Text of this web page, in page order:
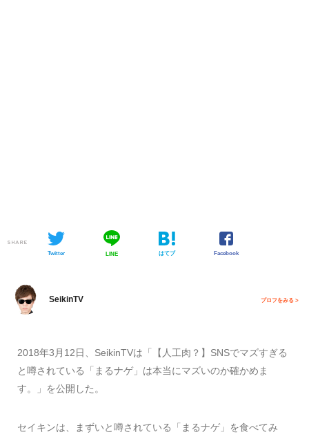
SHARE
Twitter LINE はてブ Facebook
SeikinTV プロフをみる >
2018年3月12日、SeikinTVは「【人工肉？】SNSでマズすぎる
と噂されている「まるナゲ」は本当にマズいのか確かめま
す。」を公開した。
セイキンは、まずいと噂されている「まるナゲ」を食べてみ